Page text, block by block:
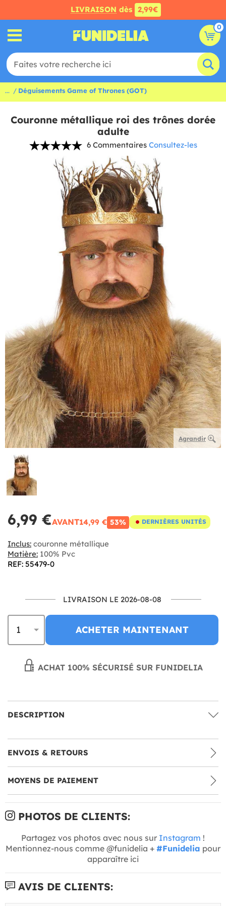
LIVRAISON dès 2,99€
0
... Déguisements Game of Thrones (GOT)
Couronne métallique roi des trônes dorée
adulte
6 Commentaires Consultez-les
Agrandir
6,99 €AVANT14,99 € 53% DERNIÈRES UNITÉS
Inclus: couronne métallique
Matière: 100% Pvc
REF: 55479-0
LIVRAISON LE 2026-08-08
ACHETER MAINTENANT
ACHAT 100% SÉCURISÉ SUR FUNIDELIA
DESCRIPTION
ENVOIS & RETOURS
MOYENS DE PAIEMENT
PHOTOS DE CLIENTS:
Partagez vos photos avec nous sur Instagram !
Mentionnez-nous comme @funidelia + #Funidelia pour
apparaître ici
AVIS DE CLIENTS: